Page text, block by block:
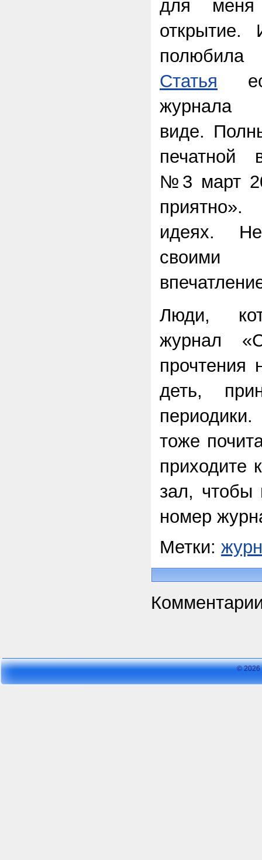
для
Статья
журнала
виде.
печатной
№3 март
идеях.
своими
Люди,
журнал
прочтения
деть,
тоже
приходите
зал, чтобы
номер
Метки:
© 2026